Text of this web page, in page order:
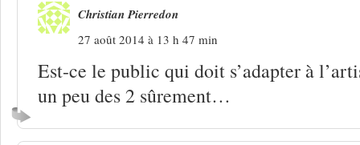
Christian Pierredon
27 août 2014 à 13 h 47 min
Est-ce le public qui doit s’adapter à
un peu des 2 sûrement…